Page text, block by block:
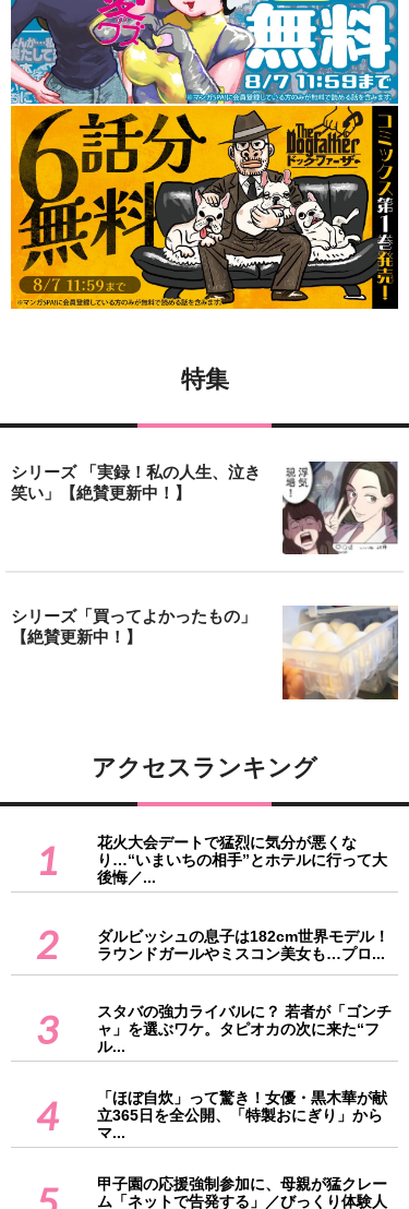
特集
シリーズ 「実録！私の人生、泣き
笑い」【絶賛更新中！】
シリーズ「買ってよかったもの」
【絶賛更新中！】
アクセスランキング
1
花火大会デートで猛烈に気分が悪くな
り…“いまいちの相手”とホテルに行って大
後悔／...
2
ダルビッシュの息子は182cm世界モデル！
ラウンドガールやミスコン美女も…プロ...
3
スタバの強力ライバルに？ 若者が「ゴンチ
ャ」を選ぶワケ。タピオカの次に来た“フ
ル...
4
「ほぼ自炊」って驚き！女優・黒木華が献
立365日を全公開、「特製おにぎり」から
マ...
甲子園の応援強制参加に、母親が猛クレー
ム「ネットで告発する」／びっくり体験人